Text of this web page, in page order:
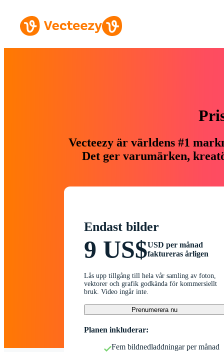
Vecteezy är världens #1
Det ger varumärken,
Endast bilder
9 US$USD per månad
faktureras årligen
Lås upp tillgång till hela vår samling av foton,
vektorer och grafik godkända för kommersiellt
bruk. Video ingår inte.
Prenumerera nu
Planen inkluderar:
Fem bildnedladdningar per månad